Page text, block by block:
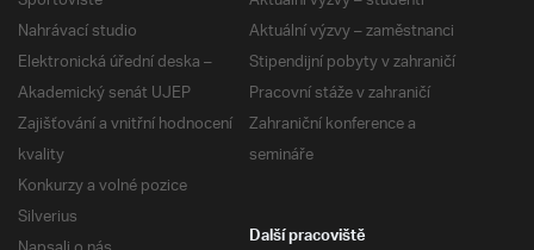
Nahrávací studio
Elektronická úřední deska –
Akademický senát UJEP
Zajišťování a vnitřní hodnocení
kvality
Konkurzy a volné pozice
Silverius
Aktuální výzvy – zaměstnanci
Stipendijní pobyty v zahraničí
Pracovní stáže v zahraničí
Zahraniční konference a
semináře
Další pracoviště